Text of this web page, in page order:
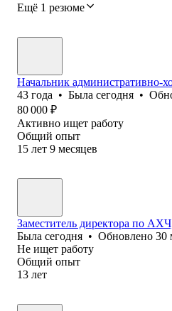
Ещё 1 резюме
Начальник административно-
43 года • Была сегодня •
80 000 ₽
Активно ищет работу
Общий опыт
15 лет 9 месяцев
Заместитель директора по
Была сегодня • Обновлено 30
Не ищет работу
Общий опыт
13 лет